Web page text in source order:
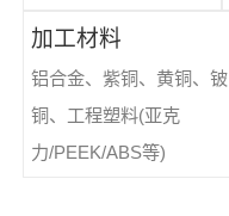
加工材料
铝合金、紫铜、黄铜、铍
铜、工程塑料(亚克
力/PEEK/ABS等)